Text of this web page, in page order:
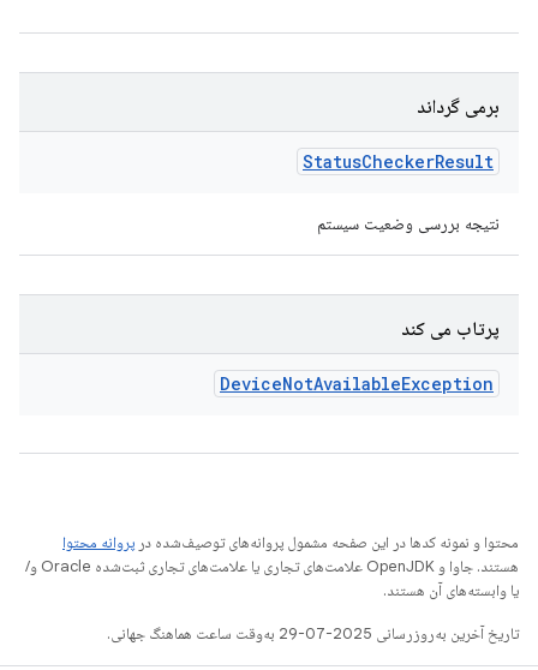
برمی گرداند
StatusCheckerResult
نتیجه بررسی وضعیت سیستم
پرتاب می کند
DeviceNotAvailableException
محتوا و نمونه کدها در این صفحه مشمول پروانه‌های توصیف‌شده در پروانه محتوا
هستند. جاوا و OpenJDK علامت‌های تجاری یا علامت‌های تجاری ثبت‌شده Oracle و/
یا وابسته‌های آن هستند.
تاریخ آخرین به‌روزرسانی 2025-07-29 به‌وقت ساعت هماهنگ جهانی.